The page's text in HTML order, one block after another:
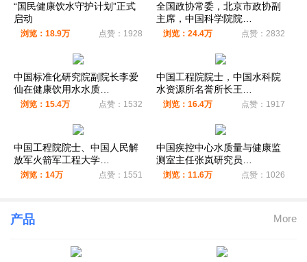
“国民健康饮水守护计划”正式
启动
浏览：18.9万 点赞：1928
全国政协常委，北京市政协副
主席，中国科学院院…
浏览：24.4万 点赞：2832
中国标准化研究院副院长李爱
仙在健康饮用水水质…
浏览：15.4万 点赞：1532
中国工程院院士，中国水科院
水资源所名誉所长王…
浏览：16.4万 点赞：1917
中国工程院院士、中国人民解
放军火箭军工程大学…
浏览：14万 点赞：1551
中国疾控中心水质量与健康监
测室主任张岚研究员…
浏览：11.6万 点赞：1026
More
产品